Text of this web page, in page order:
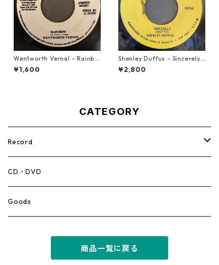
Wentworth Vernal - Rainbo
w【7-21940】
¥1,600
Shenley Duffus - Sincerely
【7-22021】
¥2,800
CATEGORY
Record
Mento,Calypso,Ballad
Ska
CD・DVD
Goods
商品一覧に戻る